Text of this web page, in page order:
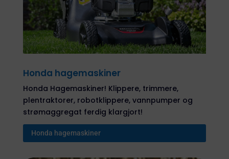
Honda hagemaskiner
Honda Hagemaskiner! Klippere, trimmere,
plentraktorer, robotklippere, vannpumper og
strømaggregat ferdig klargjort!
Honda hagemaskiner